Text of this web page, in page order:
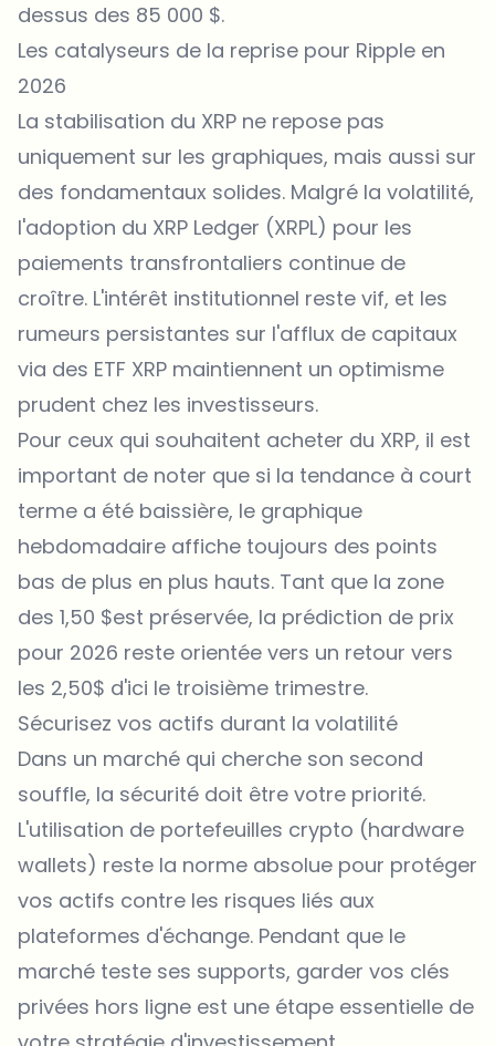
dessus des 85 000 $.
Les catalyseurs de la reprise pour Ripple en
2026
La stabilisation du XRP ne repose pas
uniquement sur les graphiques, mais aussi sur
des fondamentaux solides. Malgré la volatilité,
l'adoption du XRP Ledger (XRPL) pour les
paiements transfrontaliers continue de
croître. L'intérêt institutionnel reste vif, et les
rumeurs persistantes sur l'afflux de capitaux
via des ETF XRP maintiennent un optimisme
prudent chez les investisseurs.
Pour ceux qui souhaitent acheter du XRP, il est
important de noter que si la tendance à court
terme a été baissière, le graphique
hebdomadaire affiche toujours des points
bas de plus en plus hauts. Tant que la zone
des 1,50 $est préservée, la prédiction de prix
pour 2026 reste orientée vers un retour vers
les 2,50$ d'ici le troisième trimestre.
Sécurisez vos actifs durant la volatilité
Dans un marché qui cherche son second
souffle, la sécurité doit être votre priorité.
L'utilisation de portefeuilles crypto (hardware
wallets) reste la norme absolue pour protéger
vos actifs contre les risques liés aux
plateformes d'échange. Pendant que le
marché teste ses supports, garder vos clés
privées hors ligne est une étape essentielle de